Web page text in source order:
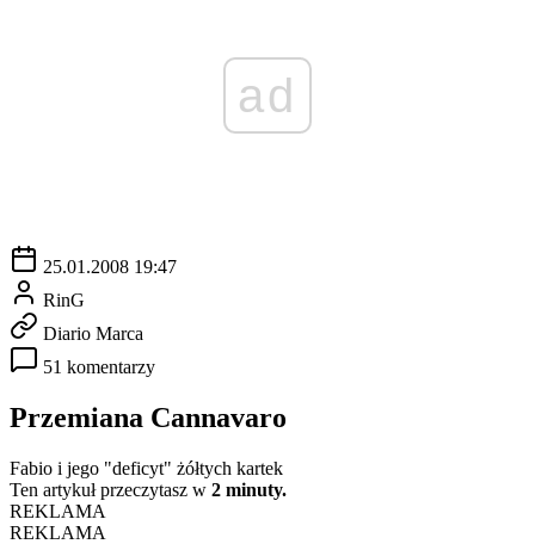
ad
25.01.2008 19:47
RinG
Diario Marca
51 komentarzy
Przemiana Cannavaro
Fabio i jego "deficyt" żółtych kartek
Ten artykuł przeczytasz w 2 minuty.
REKLAMA
REKLAMA